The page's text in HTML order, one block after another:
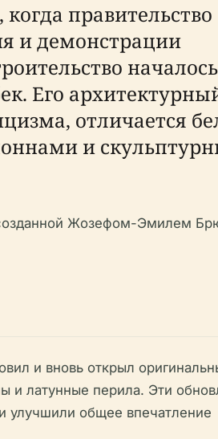
правительство
и демонстрации
Его
отличается
и
Жозефом-Эмилем
и вновь открыл
и латунные перила. Эти
улучшили общее впечатление